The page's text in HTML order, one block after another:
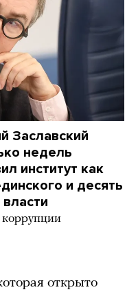
Заславский
недель
институт как
и десять
коррупции
открыто